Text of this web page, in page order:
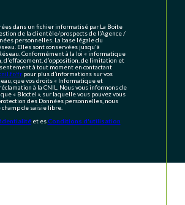
dans un fichier informatisé par La Boite
de la clientèle/prospects de l'Agence /
personnelles. La base légale du
Elles sont conservées jusqu'à
Conformément à la loi « informatique
d’effacement, d’opposition, de limitation et
à tout moment en contactant
frpour plus d’informations sur vos
que vos droits « Informatique et
à la CNIL. Nous vous informons de
« Bloctel », sur laquelle vous pouvez vous
des Données personnelles, nous
de saisie libre.
et esConditions d'utilisation